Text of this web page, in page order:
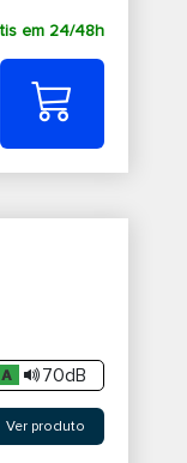
em 24/48h
70dB
Ver produto